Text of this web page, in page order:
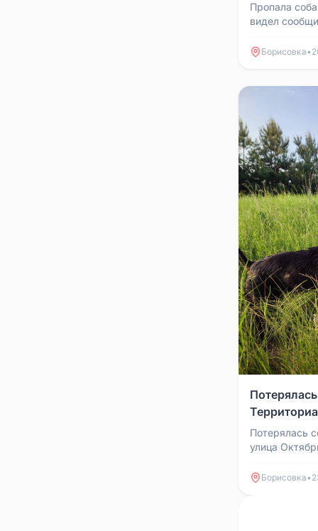
Пропала
видел
Борисовка•
Потерялась
улица
пожалуйста.
Борисовка•